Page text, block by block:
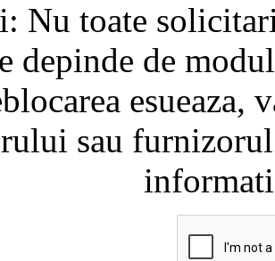
Nu toate
depinde de
sau